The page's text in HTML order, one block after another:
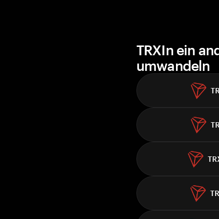
TRXIn ein
umwandeln